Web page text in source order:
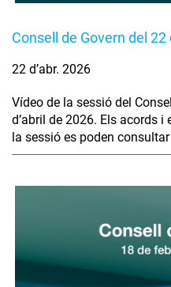
Consell de Govern del
22 d’abr. 2026
Vídeo de la sessió del
d’abril de 2026. Els acords
la sessió es poden